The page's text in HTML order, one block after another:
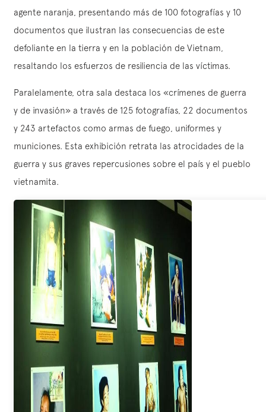
agente naranja, presentando más de 100 fotografías y 10
documentos que ilustran las consecuencias de este
defoliante en la tierra y en la población de Vietnam,
resaltando los esfuerzos de resiliencia de las víctimas.
Paralelamente, otra sala destaca los «crímenes de guerra
y de invasión» a través de 125 fotografías, 22 documentos
y 243 artefactos como armas de fuego, uniformes y
municiones. Esta exhibición retrata las atrocidades de la
guerra y sus graves repercusiones sobre el país y el pueblo
vietnamita.